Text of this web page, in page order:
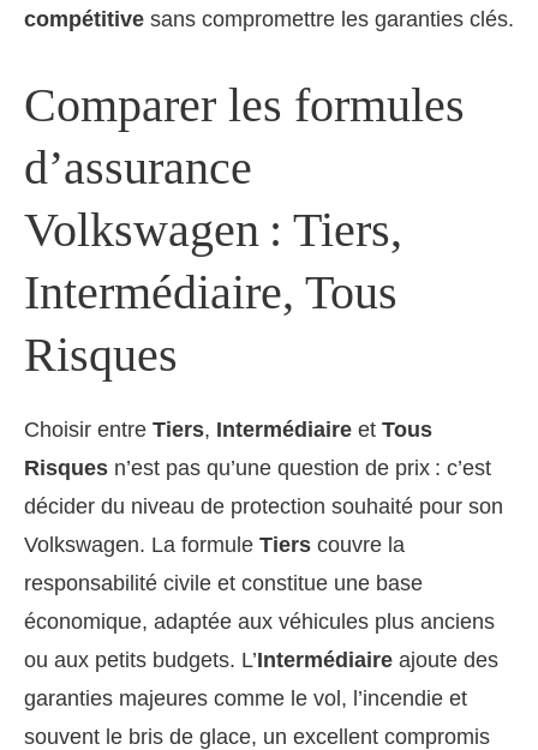
compétitive sans compromettre les garanties clés.
Comparer les formules
d’assurance
Volkswagen : Tiers,
Intermédiaire, Tous
Risques
Choisir entre Tiers, Intermédiaire et Tous
Risques n’est pas qu’une question de prix : c’est
décider du niveau de protection souhaité pour son
Volkswagen. La formule Tiers couvre la
responsabilité civile et constitue une base
économique, adaptée aux véhicules plus anciens
ou aux petits budgets. L’Intermédiaire ajoute des
garanties majeures comme le vol, l’incendie et
souvent le bris de glace, un excellent compromis